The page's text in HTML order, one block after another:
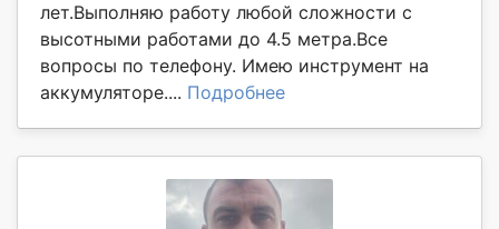
лет.Выполняю работу любой сложности с
высотными работами до 4.5 метра.Все
вопросы по телефону. Имею инструмент на
аккумуляторе.... Подробнее